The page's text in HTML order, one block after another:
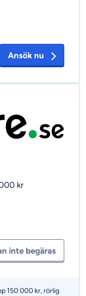
Ansök nu
kr
inte begäras
150 000 kr, rörlig